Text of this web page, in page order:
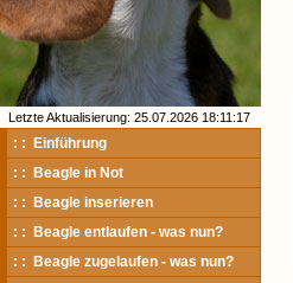
Letzte Aktualisierung: 25.07.2026 18:11:17
: : Einführung
: : Beagle in Not
: : Beagle inserieren
: : Beagle entlaufen - was nun?
: : Beagle zugelaufen - was nun?